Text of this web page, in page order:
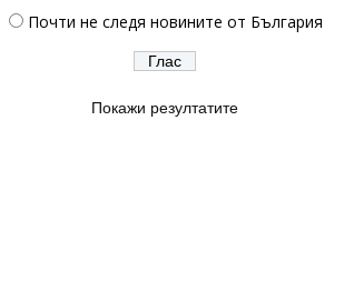
Почти не следя новините от България
Покажи резултатите